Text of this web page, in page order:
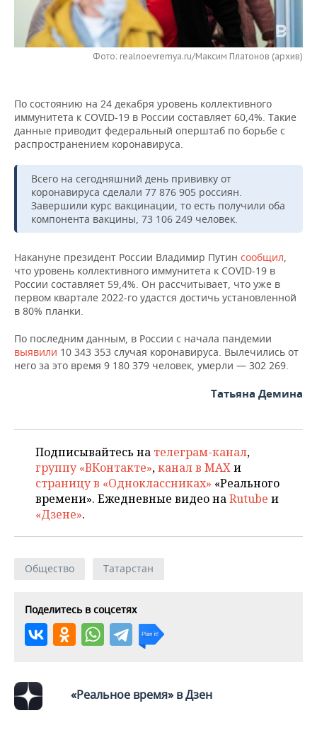
НЕФТЕХИМИЯ
НЕФТЬ
ЭНЕРГЕТИКА
РОЗНИЧНАЯ ТОРГОВЛЯ
НОВОСТИ ТЕХНОЛОГИЙ
ТЕЛЕКОММУНИКАЦИИ
МЕРОПРИЯТИЯ
НОВОСТИ МЕРОПРИЯТИЙ
БИЗНЕС-БРАНЧИ
ОТКРЫТАЯ ЛЕКЦИЯ
ФУТБОЛ
БАСКЕТБОЛ
ВОЛЕЙБОЛ
КИБЕРСПОРТ
ФИГУРНОЕ КАТАНИЕ
ВОДНЫЕ ВИДЫ СПОРТА
ХОККЕЙ С МЯЧОМ
НОВОСТИ ОБЩЕСТВА
ИНФРАСТРУКТУРА
ИСТОРИЯ
КУЛЬТУРА
МЕДИЦИНА
ОБРАЗОВАНИЕ
ПРОИСШЕСТВИЯ
ФОТОГАЛЕРЕЯ
СПРАВОЧНИК
СПИСОК ПЕРСОН
СПИСОК КОМПАНИЙ
ПОЛНАЯ ВЕРСИЯ
Фото: realnoevremya.ru/Максим Платонов (архив)
По состоянию на 24 декабря уровень коллективного
иммунитета к COVID-19 в России составляет 60,4%. Такие
данные приводит федеральный оперштаб по борьбе с
распространением коронавируса.
Всего на сегодняшний день прививку от
коронавируса сделали 77 876 905 россиян.
Завершили курс вакцинации, то есть получили оба
компонента вакцины, 73 106 249 человек.
Накануне президент России Владимир Путин сообщил,
что уровень коллективного иммунитета к COVID-19 в
России составляет 59,4%. Он рассчитывает, что уже в
первом квартале 2022-го удастся достичь установленной
в 80% планки.
По последним данным, в России с начала пандемии
выявили 10 343 353 случая коронавируса. Вылечились от
него за это время 9 180 379 человек, умерли — 302 269.
Татьяна Демина
Подписывайтесь на телеграм-канал,
группу «ВКонтакте»,канал в MAXи
страницу в «Одноклассниках» «Реального
времени». Ежедневные видео наRutube и
«Дзене».
Общество Татарстан
Поделитесь в соцсетях
«Реальное время» в Дзен